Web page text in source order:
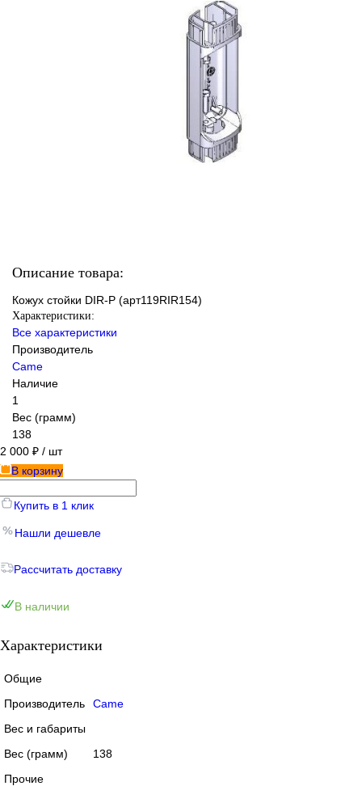
Описание товара:
Кожух стойки DIR-P (арт119RIR154)
Характеристики:
Все характеристики
Производитель
Came
Наличие
1
Вес (грамм)
138
2 000 ₽ / шт
В корзину
Купить в 1 клик
Нашли дешевле
Рассчитать доставку
В наличии
Характеристики
Общие
Производитель
Came
Вес и габариты
Вес (грамм)
138
Прочие